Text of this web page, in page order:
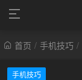
首页 / 手机技巧 /
手机技巧